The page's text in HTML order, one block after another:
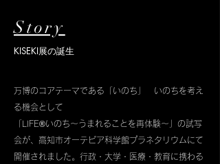
​Story
​KISEKI展の誕生
万博のコアテーマである「いのち」 いのちを考え
る機会として
「LIFE®︎いのち〜うまれることを再体験〜」の試写
会が、高知市オーテピア科学館プラネタリウムにて
開催されました。行政・大学・医療・教育に携わる